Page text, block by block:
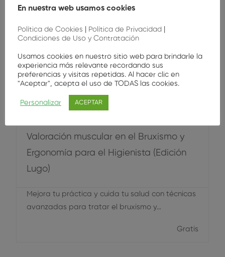
Valoración muscular en el Bruxismo y
Ergonomía para el Higienista (Edición
Lugo)
Mejora tu práctica y cuida tu salud con técnicas
avanzadas para tratar el bruxismo y…
Gratis
En nuestra web usamos cookies
Política de Cookies Política de Privacidad
Condiciones de Uso y Contratación
Usamos cookies en nuestro sitio web para brindarle la
experiencia más relevante recordando sus
preferencias y visitas repetidas. Al hacer clic en
"Aceptar", acepta el uso de TODAS las cookies.
Personalizar ACEPTAR